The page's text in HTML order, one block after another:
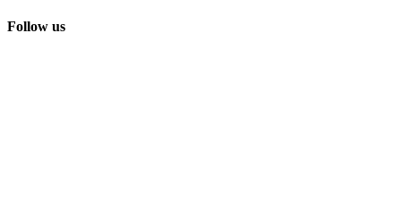
Follow us